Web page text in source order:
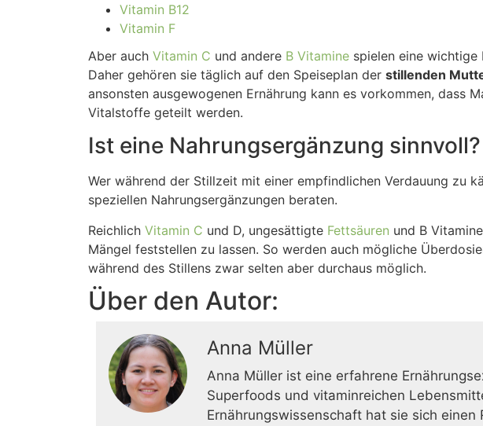
Vitamin B12
Vitamin F
Aber auch Vitamin C und andere B Vitamine spielen eine
Daher gehören sie täglich auf den Speiseplan der stillenden
ansonsten ausgewogenen Ernährung kann es vorkommen, dass
Vitalstoffe geteilt werden.
Ist eine Nahrungsergänzung sinnvoll?
Wer während der Stillzeit mit einer empfindlichen Verdauung zu
speziellen Nahrungsergänzungen beraten.
Reichlich Vitamin C und D, ungesättigte Fettsäuren und B
Mängel feststellen zu lassen. So werden auch mögliche
während des Stillens zwar selten aber durchaus möglich.
Über den Autor:
Anna Müller
Anna Müller ist eine erfahrene
Superfoods und vitaminreichen
Ernährungswissenschaft hat sie sich